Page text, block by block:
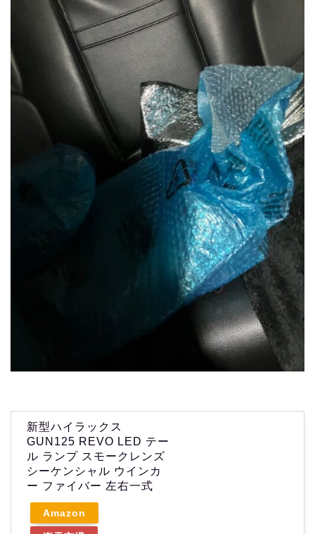
新型ハイラックス
GUN125 REVO LED テー
ル ランプ スモークレンズ
シーケンシャル ウインカ
ー ファイバー 左右一式
Amazon